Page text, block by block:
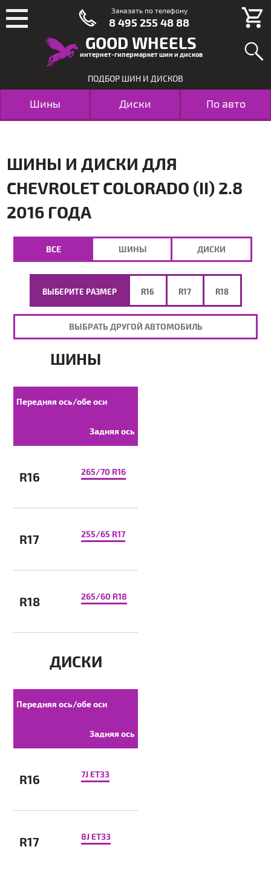
GOOD WHEELS
интернет-гипермаркет шин и дисков
ПОДБОР ШИН И ДИСКОВ
Шины Диски По авто
ШИНЫ И ДИСКИ ДЛЯ
CHEVROLET COLORADO (II) 2.8
2016 ГОДА
ВЫБЕРИТЕ РАЗМЕР R16 R17 R18
ВЫБРАТЬ ДРУГОЙ АВТОМОБИЛЬ
ВСЕ ШИНЫ ДИСКИ
ШИНЫ
Передняя ось/обе оси
Задняя ось
R16 265/70 R16
R17 255/65 R17
R18 265/60 R18
ДИСКИ
Передняя ось/обе оси
Задняя ось
R16 7J ET33
R17 8J ET33
Заказать по телефону
8 495 255 48 88